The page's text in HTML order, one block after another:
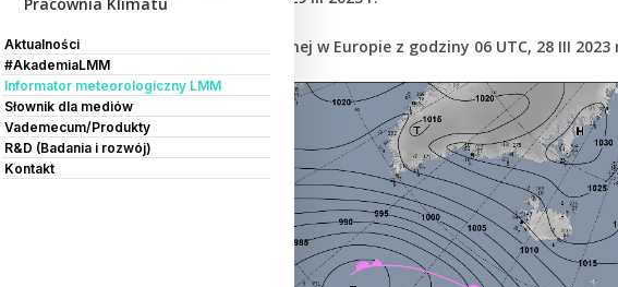
Aktualności
#AkademiaLMM
Informator meteorologiczny LMM
Słownik dla mediów
Vademecum/Produkty
R&D (Badania i rozwój)
Kontakt
Opis sytuacji synoptycznej w Europie z godziny 06 UTC, 28 III 2023